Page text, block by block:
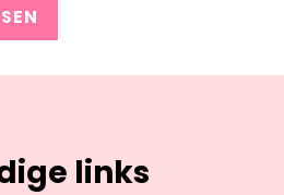
links